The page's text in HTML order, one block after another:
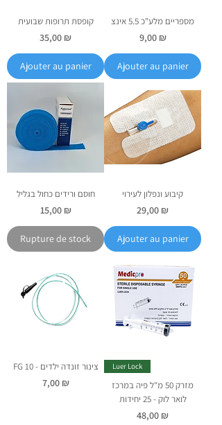
קופסת תרופות שבועית
Prix
35,00 ₪
Ajouter au panier
מספריים מלע"כ 5.5 אינצ
Prix
9,00 ₪
Ajouter au panier
חוסם ורידים כחול בגליל
Prix
15,00 ₪
Rupture de stock
קיבוע ונפלון לעירוי
Prix
29,00 ₪
Ajouter au panier
FG 10 - צינור זונדה ילדים
Prix
7,00 ₪
Luer Lock
מזרק 50 מ"ל פיה במרכז
לואר לוק - 25 יחידות
Prix
48,00 ₪